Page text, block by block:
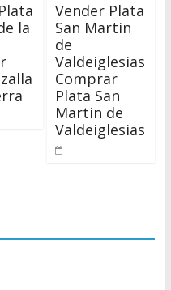
la
Vender Plata
San Martin
de
Valdeiglesias
Comprar
Plata San
Martin de
Valdeiglesias